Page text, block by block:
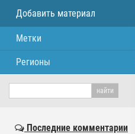
Добавить материал
Метки
Регионы
Последние комментарии